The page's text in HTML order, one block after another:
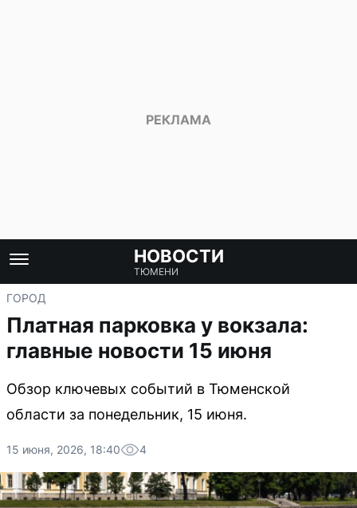
НОВОСТИ
ТЮМЕНИ
ГОРОД
Платная парковка у вокзала:
главные новости 15 июня
Обзор ключевых событий в Тюменской
области за понедельник, 15 июня.
15 июня, 2026, 18:40 4